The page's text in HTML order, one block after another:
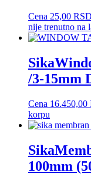
Cena 25,00 RSD
nije trenutno na
/3-15mm
Cena 16.450,00
korpu
100mm